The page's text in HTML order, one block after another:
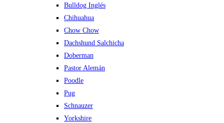
Bulldog Inglés
Chihuahua
Chow Chow
Dachshund Salchicha
Doberman
Pastor Alemán
Poodle
Pug
Schnauzer
Yorkshire